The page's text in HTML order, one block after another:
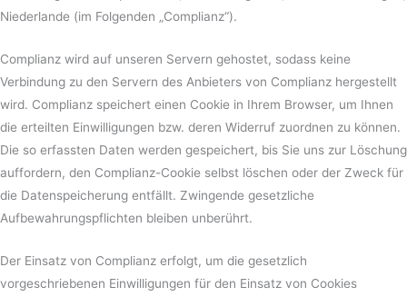
Niederlande (im Folgenden „Complianz“).
Complianz wird auf unseren Servern gehostet, sodass keine
Verbindung zu den Servern des Anbieters von Complianz hergestellt
wird. Complianz speichert einen Cookie in Ihrem Browser, um Ihnen
die erteilten Einwilligungen bzw. deren Widerruf zuordnen zu können.
Die so erfassten Daten werden gespeichert, bis Sie uns zur Löschung
auffordern, den Complianz-Cookie selbst löschen oder der Zweck für
die Datenspeicherung entfällt. Zwingende gesetzliche
Aufbewahrungspflichten bleiben unberührt.
Der Einsatz von Complianz erfolgt, um die gesetzlich
vorgeschriebenen Einwilligungen für den Einsatz von Cookies